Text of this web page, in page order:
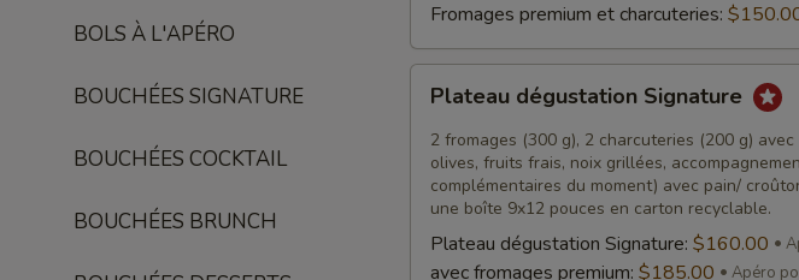
BOLS À L'APÉRO
BOUCHÉES SIGNATURE
BOUCHÉES COCKTAIL
BOUCHÉES BRUNCH
Fromages premium et charcuteries:
dégustation
Signature
Plateau dégustation Signature
2 fromages (300 g), 2 charcuteries (200 g)
olives, fruits frais, noix grillées,
complémentaires du moment) avec pain/
une boîte 9x12 pouces en carton recyclable.
Plateau dégustation Signature: $160.00
avec fromages premium: $185.00 Apéro